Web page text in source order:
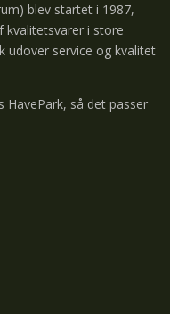
blev startet i 1987,
kvalitetsvarer i store
udover service og kvalitet
så det passer